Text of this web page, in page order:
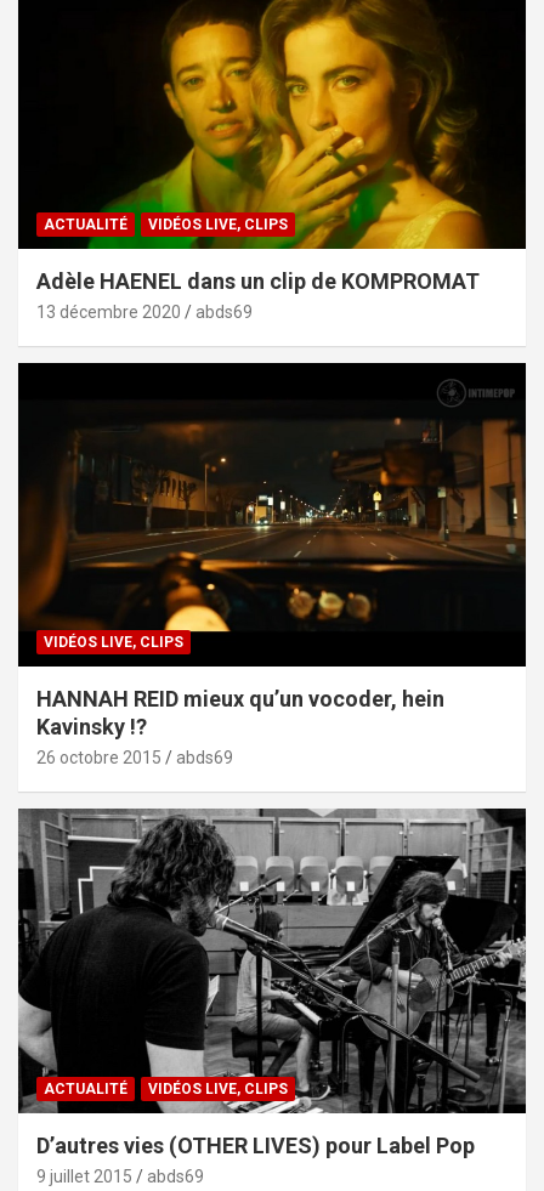
ACTUALITÉ VIDÉOS LIVE, CLIPS
Adèle HAENEL dans un clip de KOMPROMAT
13 décembre 2020 abds69
VIDÉOS LIVE, CLIPS
HANNAH REID mieux qu’un vocoder, hein
Kavinsky !?
26 octobre 2015 abds69
ACTUALITÉ VIDÉOS LIVE, CLIPS
D’autres vies (OTHER LIVES) pour Label Pop
9 juillet 2015 abds69